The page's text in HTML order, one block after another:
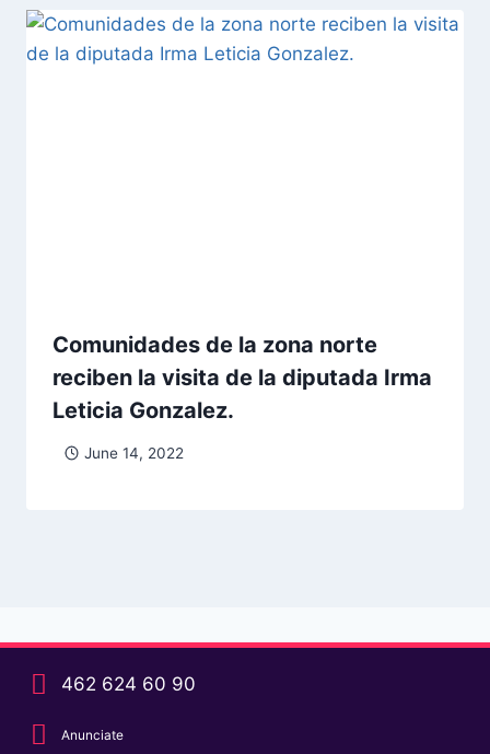
Comunidades de la zona norte
reciben la visita de la diputada Irma
Leticia Gonzalez.
June 14, 2022
462 624 60 90
Anunciate